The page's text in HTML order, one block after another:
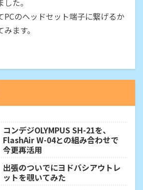
た。
PCのヘッドセット端子に繋げるか
ます。
コンデジOLYMPUS SH-21を、
FlashAir W-04との組み合わせで
今更再活用
出張のついでにヨドバシアウトレ
ットを覗いてみた